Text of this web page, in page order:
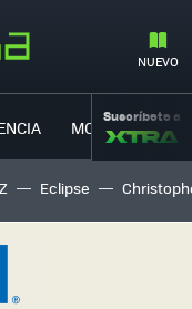
NUEVO
MOVILIDAD
Suscríbete a
Eclipse